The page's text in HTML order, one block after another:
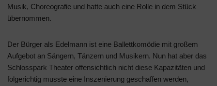
Musik, Choreografie und hatte auch eine Rolle in dem Stück
übernommen.
Der Bürger als Edelmann ist eine Ballettkomödie mit großem
Aufgebot an Sängern, Tänzern und Musikern. Nun hat aber das
Schlosspark Theater offensichtlich nicht diese Kapazitäten und
folgerichtig musste eine Inszenierung geschaffen werden,